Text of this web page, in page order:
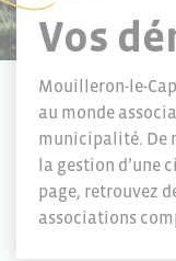
Vos
Mouilleron-le-
au monde
municipalité. De
la gestion d’une
page, retrouvez
associations